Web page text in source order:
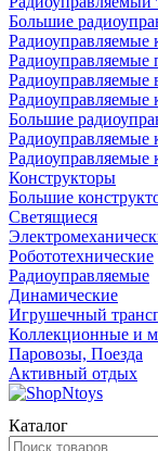
Большие
Радиоуправляемые
Радиоуправляемые
Радиоуправляемые
Радиоуправляемые
Большие
Радиоуправляемые
Радиоуправляемые
Конструкторы
Большие
Светящиеся
Робототехнические
Радиоуправляемые
Динамические
Игрушечный
Коллекционные и
Паровозы, Поезда
Активный отдых
Каталог